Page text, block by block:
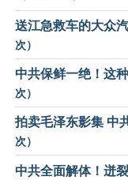
送江急救车的大众
次）
中共保鲜一绝！这
次）
拍卖毛泽东影集 中
次）
中共全面解体！迸